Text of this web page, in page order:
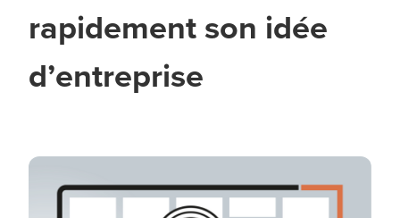
rapidement son idée
d’entreprise